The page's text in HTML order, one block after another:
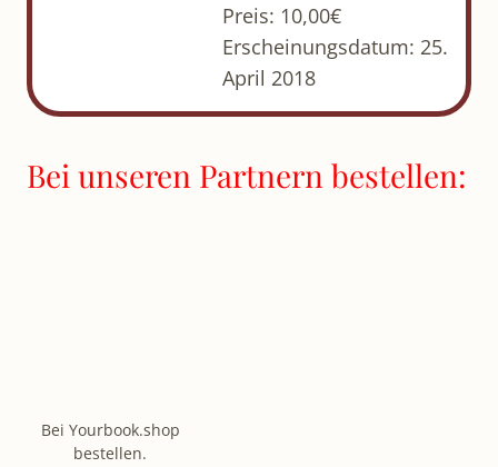
Preis: 10,00€
Erscheinungsdatum: 25.
April 2018
Bei unseren Partnern bestellen:
Bei Yourbook.shop
bestellen.